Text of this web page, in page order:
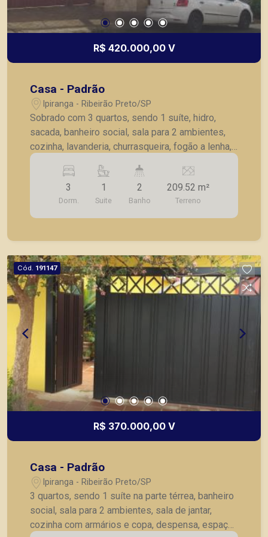
R$ 420.000,00 V
Casa - Padrão
Ipiranga - Ribeirão Preto/SP
Sobrado com 3 quartos, sendo 1 suíte, hidro,
sacada, banheiro social, sala para 2 ambientes,
cozinha, lavanderia, churrasqueira, fogão a lenha,
ventiladores de teto, armários embutidos e
3
Dorm.
1
Suite
2
Banho
209.52 m²
Terreno
Cód. 191147
R$ 370.000,00 V
Casa - Padrão
Ipiranga - Ribeirão Preto/SP
3 quartos, sendo 1 suíte na parte térrea, banheiro
social, sala para 2 ambientes, sala de jantar,
cozinha com armários e copa, despensa, espaço